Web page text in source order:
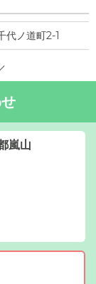
代ノ道町2-1
嵐山